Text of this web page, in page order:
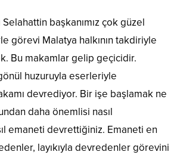
Selahattin başkanımız çok güzel
görevi Malatya halkının takdiriyle
Bu makamlar gelip geçicidir.
huzuruyla eserleriyle
devrediyor. Bir işe başlamak ne
daha önemlisi nasıl
emaneti devrettiğiniz. Emaneti en
layıkıyla devredenler görevini